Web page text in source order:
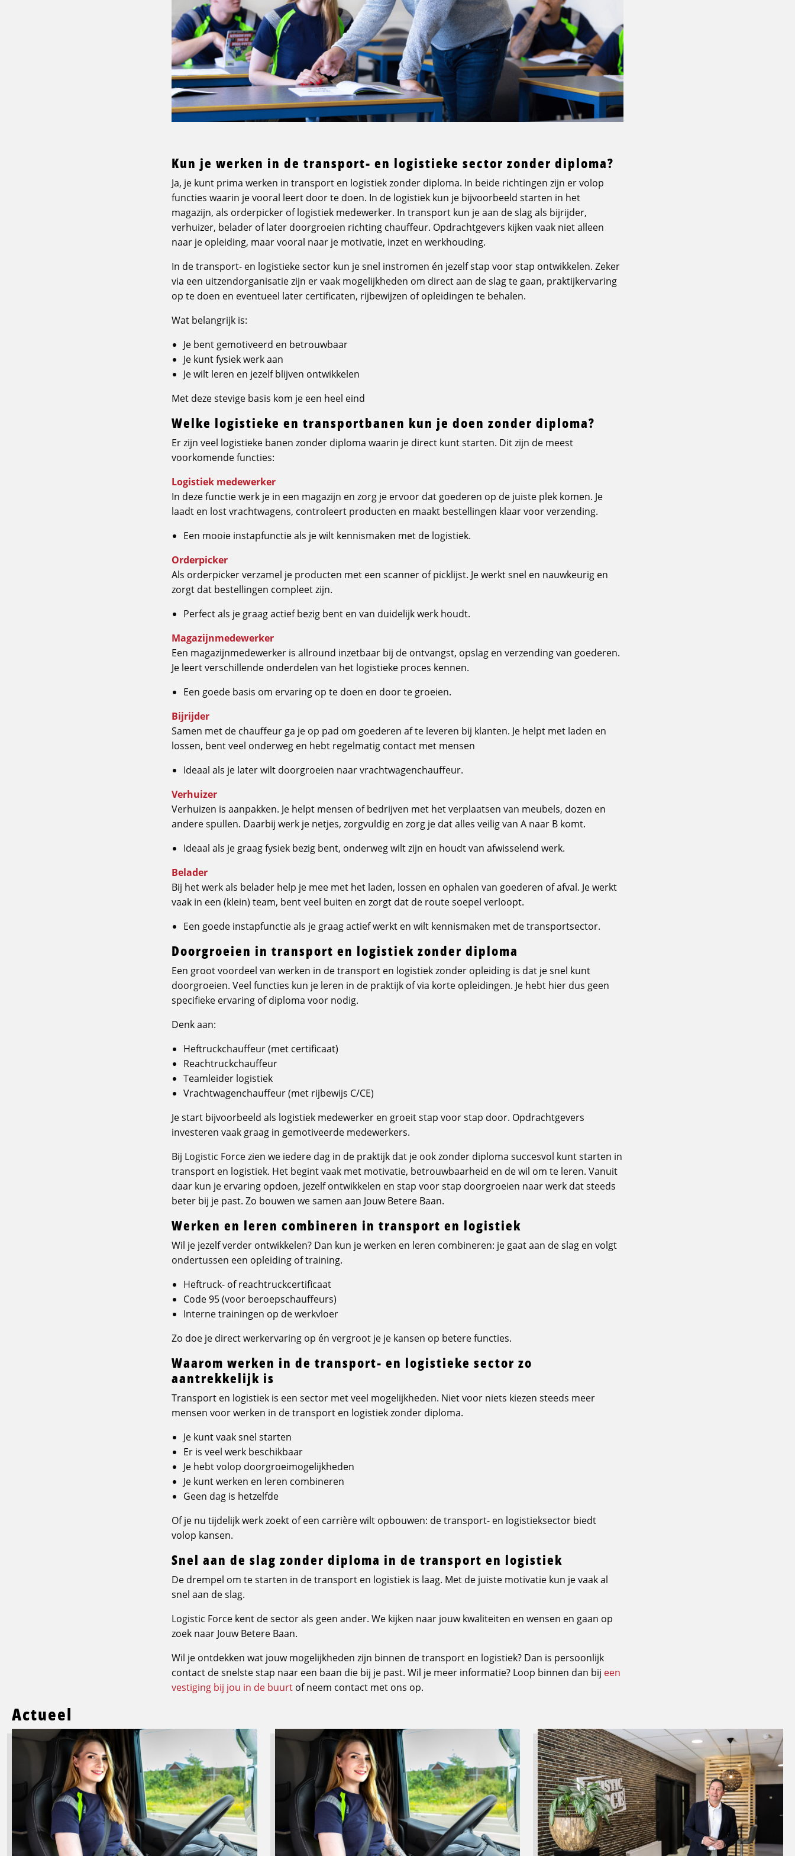
Kun je werken in de transport- en logistieke sector zonder diploma?
Ja, je kunt prima werken in transport en logistiek zonder diploma. In beide richtingen zijn er volop
functies waarin je vooral leert door te doen. In de logistiek kun je bijvoorbeeld starten in het
magazijn, als orderpicker of logistiek medewerker. In transport kun je aan de slag als bijrijder,
verhuizer, belader of later doorgroeien richting chauffeur. Opdrachtgevers kijken vaak niet alleen
naar je opleiding, maar vooral naar je motivatie, inzet en werkhouding.
In de transport- en logistieke sector kun je snel instromen én jezelf stap voor stap ontwikkelen. Zeker
via een uitzendorganisatie zijn er vaak mogelijkheden om direct aan de slag te gaan, praktijkervaring
op te doen en eventueel later certificaten, rijbewijzen of opleidingen te behalen.
Wat belangrijk is:
Je bent gemotiveerd en betrouwbaar
Je kunt fysiek werk aan
Je wilt leren en jezelf blijven ontwikkelen
Met deze stevige basis kom je een heel eind
Welke logistieke en transportbanen kun je doen zonder diploma?
Er zijn veel logistieke banen zonder diploma waarin je direct kunt starten. Dit zijn de meest
voorkomende functies:
Logistiek medewerker
In deze functie werk je in een magazijn en zorg je ervoor dat goederen op de juiste plek komen. Je
laadt en lost vrachtwagens, controleert producten en maakt bestellingen klaar voor verzending.
Een mooie instapfunctie als je wilt kennismaken met de logistiek.
Orderpicker
Als orderpicker verzamel je producten met een scanner of picklijst. Je werkt snel en nauwkeurig en
zorgt dat bestellingen compleet zijn.
Perfect als je graag actief bezig bent en van duidelijk werk houdt.
Magazijnmedewerker
Een magazijnmedewerker is allround inzetbaar bij de ontvangst, opslag en verzending van goederen.
Je leert verschillende onderdelen van het logistieke proces kennen.
Een goede basis om ervaring op te doen en door te groeien.
Bijrijder
Samen met de chauffeur ga je op pad om goederen af te leveren bij klanten. Je helpt met laden en
lossen, bent veel onderweg en hebt regelmatig contact met mensen
Ideaal als je later wilt doorgroeien naar vrachtwagenchauffeur.
Verhuizer
Verhuizen is aanpakken. Je helpt mensen of bedrijven met het verplaatsen van meubels, dozen en
andere spullen. Daarbij werk je netjes, zorgvuldig en zorg je dat alles veilig van A naar B komt.
Ideaal als je graag fysiek bezig bent, onderweg wilt zijn en houdt van afwisselend werk.
Belader
Bij het werk als belader help je mee met het laden, lossen en ophalen van goederen of afval. Je werkt
vaak in een (klein) team, bent veel buiten en zorgt dat de route soepel verloopt.
Een goede instapfunctie als je graag actief werkt en wilt kennismaken met de transportsector.
Doorgroeien in transport en logistiek zonder diploma
Een groot voordeel van werken in de transport en logistiek zonder opleiding is dat je snel kunt
doorgroeien. Veel functies kun je leren in de praktijk of via korte opleidingen. Je hebt hier dus geen
specifieke ervaring of diploma voor nodig.
Denk aan:
Heftruckchauffeur (met certificaat)
Reachtruckchauffeur
Teamleider logistiek
Vrachtwagenchauffeur (met rijbewijs C/CE)
Je start bijvoorbeeld als logistiek medewerker en groeit stap voor stap door. Opdrachtgevers
investeren vaak graag in gemotiveerde medewerkers.
Bij Logistic Force zien we iedere dag in de praktijk dat je ook zonder diploma succesvol kunt starten in
transport en logistiek. Het begint vaak met motivatie, betrouwbaarheid en de wil om te leren. Vanuit
daar kun je ervaring opdoen, jezelf ontwikkelen en stap voor stap doorgroeien naar werk dat steeds
beter bij je past. Zo bouwen we samen aan Jouw Betere Baan.
Werken en leren combineren in transport en logistiek
Wil je jezelf verder ontwikkelen? Dan kun je werken en leren combineren: je gaat aan de slag en volgt
ondertussen een opleiding of training.
Heftruck- of reachtruckcertificaat
Code 95 (voor beroepschauffeurs)
Interne trainingen op de werkvloer
Zo doe je direct werkervaring op én vergroot je je kansen op betere functies.
Waarom werken in de transport- en logistieke sector zo
aantrekkelijk is
Transport en logistiek is een sector met veel mogelijkheden. Niet voor niets kiezen steeds meer
mensen voor werken in de transport en logistiek zonder diploma.
Je kunt vaak snel starten
Er is veel werk beschikbaar
Je hebt volop doorgroeimogelijkheden
Je kunt werken en leren combineren
Geen dag is hetzelfde
Of je nu tijdelijk werk zoekt of een carrière wilt opbouwen: de transport- en logistieksector biedt
volop kansen.
Snel aan de slag zonder diploma in de transport en logistiek
De drempel om te starten in de transport en logistiek is laag. Met de juiste motivatie kun je vaak al
snel aan de slag.
Logistic Force kent de sector als geen ander. We kijken naar jouw kwaliteiten en wensen en gaan op
zoek naar Jouw Betere Baan.
Wil je ontdekken wat jouw mogelijkheden zijn binnen de transport en logistiek? Dan is persoonlijk
contact de snelste stap naar een baan die bij je past. Wil je meer informatie? Loop binnen dan bij een
vestiging bij jou in de buurt of neem contact met ons op.
Actueel
Lees
Logistic
Force
breidt
opleidingsaanbod
uit:
groeien
Lees
wegrestaurants
Noord-
Nederland
voor
Lees
meer
over
Toekomstbestendige
logistiek
vraagt
om
slimme
processen